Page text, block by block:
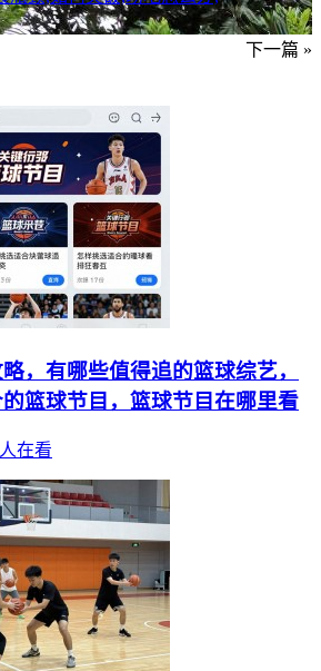
下一篇 »
，有哪些值得追的篮球综艺，
篮球节目，篮球节目在哪里看
在看